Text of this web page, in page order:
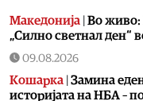
Македонија Во живо:
„Силно светнал ден“
09.08.2026
Кошарка Замина
историјата на НБА –